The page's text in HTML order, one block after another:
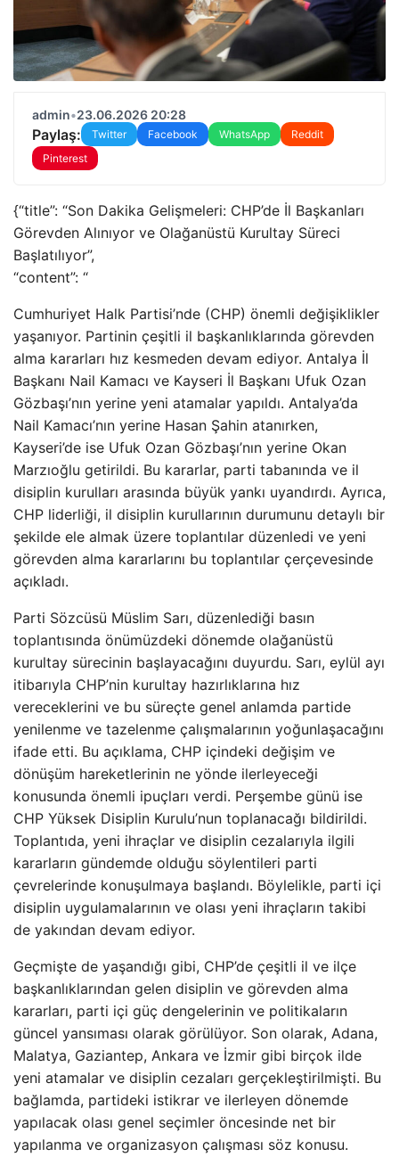
admin•23.06.2026 20:28
Paylaş: Twitter Facebook WhatsApp
Reddit
Pinterest
{“title”: “Son Dakika Gelişmeleri: CHP’de İl Başkanları
Görevden Alınıyor ve Olağanüstü Kurultay Süreci
Başlatılıyor”,
“content”: “
Cumhuriyet Halk Partisi’nde (CHP) önemli değişiklikler
yaşanıyor. Partinin çeşitli il başkanlıklarında görevden
alma kararları hız kesmeden devam ediyor. Antalya İl
Başkanı Nail Kamacı ve Kayseri İl Başkanı Ufuk Ozan
Gözbaşı’nın yerine yeni atamalar yapıldı. Antalya’da
Nail Kamacı’nın yerine Hasan Şahin atanırken,
Kayseri’de ise Ufuk Ozan Gözbaşı’nın yerine Okan
Marzıoğlu getirildi. Bu kararlar, parti tabanında ve il
disiplin kurulları arasında büyük yankı uyandırdı. Ayrıca,
CHP liderliği, il disiplin kurullarının durumunu detaylı bir
şekilde ele almak üzere toplantılar düzenledi ve yeni
görevden alma kararlarını bu toplantılar çerçevesinde
açıkladı.
Parti Sözcüsü Müslim Sarı, düzenlediği basın
toplantısında önümüzdeki dönemde olağanüstü
kurultay sürecinin başlayacağını duyurdu. Sarı, eylül ayı
itibarıyla CHP’nin kurultay hazırlıklarına hız
vereceklerini ve bu süreçte genel anlamda partide
yenilenme ve tazelenme çalışmalarının yoğunlaşacağını
ifade etti. Bu açıklama, CHP içindeki değişim ve
dönüşüm hareketlerinin ne yönde ilerleyeceği
konusunda önemli ipuçları verdi. Perşembe günü ise
CHP Yüksek Disiplin Kurulu’nun toplanacağı bildirildi.
Toplantıda, yeni ihraçlar ve disiplin cezalarıyla ilgili
kararların gündemde olduğu söylentileri parti
çevrelerinde konuşulmaya başlandı. Böylelikle, parti içi
disiplin uygulamalarının ve olası yeni ihraçların takibi
de yakından devam ediyor.
Geçmişte de yaşandığı gibi, CHP’de çeşitli il ve ilçe
başkanlıklarından gelen disiplin ve görevden alma
kararları, parti içi güç dengelerinin ve politikaların
güncel yansıması olarak görülüyor. Son olarak, Adana,
Malatya, Gaziantep, Ankara ve İzmir gibi birçok ilde
yeni atamalar ve disiplin cezaları gerçekleştirilmişti. Bu
bağlamda, partideki istikrar ve ilerleyen dönemde
yapılacak olası genel seçimler öncesinde net bir
yapılanma ve organizasyon çalışması söz konusu.